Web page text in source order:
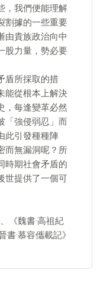
，我們便能理解
割據的一些重要
由貴族政治向中
股力量，勢必要
盾所採取的措
能從根本上解決
，每逢變革必然
「強侵弱忍」而
此引發種種陣
而無漏洞呢？所
時期社會矛盾的
世提供了一個可
《魏書·高祖紀
·慕容儶載記》